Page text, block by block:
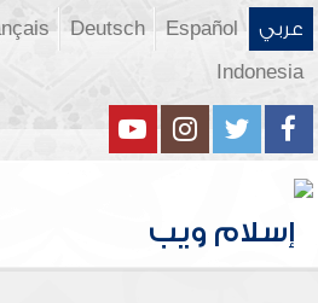
عربي Español
Deutsch
Indonesia